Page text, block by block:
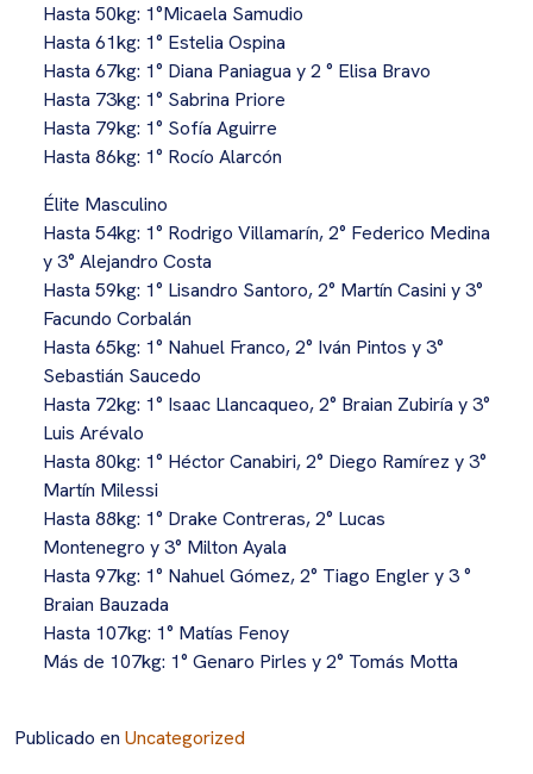
Hasta 50kg: 1°Micaela Samudio
Hasta 61kg: 1° Estelia Ospina
Hasta 67kg: 1° Diana Paniagua y 2 ° Elisa Bravo
Hasta 73kg: 1° Sabrina Priore
Hasta 79kg: 1° Sofía Aguirre
Hasta 86kg: 1° Rocío Alarcón
Élite Masculino
Hasta 54kg: 1° Rodrigo Villamarín, 2° Federico Medina
y 3° Alejandro Costa
Hasta 59kg: 1° Lisandro Santoro, 2° Martín Casini y 3°
Facundo Corbalán
Hasta 65kg: 1° Nahuel Franco, 2° Iván Pintos y 3°
Sebastián Saucedo
Hasta 72kg: 1° Isaac Llancaqueo, 2° Braian Zubiría y 3°
Luis Arévalo
Hasta 80kg: 1° Héctor Canabiri, 2° Diego Ramírez y 3°
Martín Milessi
Hasta 88kg: 1° Drake Contreras, 2° Lucas
Montenegro y 3° Milton Ayala
Hasta 97kg: 1° Nahuel Gómez, 2° Tiago Engler y 3 °
Braian Bauzada
Hasta 107kg: 1° Matías Fenoy
Más de 107kg: 1° Genaro Pirles y 2° Tomás Motta
Publicado en Uncategorized